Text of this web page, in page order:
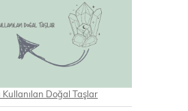
Doğal Taşlar